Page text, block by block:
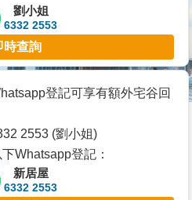
劉小姐
6332 2553
時查詢
登記可享有額外宅谷回
2553 (劉小姐)
Whatsapp登記：
新居屋
6332 2553